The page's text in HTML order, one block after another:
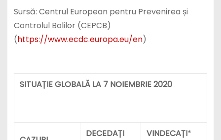
Sursă: Centrul European pentru Prevenirea și
Controlul Bolilor (CEPCB)
(https://www.ecdc.europa.eu/en)
SITUAȚIE GLOBALĂ LA 7 NOIEMBRIE 2020
DECEDAȚI VINDECAȚI*